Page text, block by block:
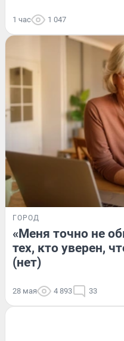
1 час 1 047
ГОРОД
«Меня точно не
тех, кто уверен,
(нет)
28 мая 4 893 33